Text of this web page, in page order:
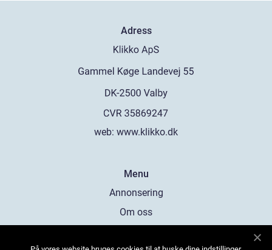
Adress
web: www.klikko.dk
Menu
Annonsering
Om oss